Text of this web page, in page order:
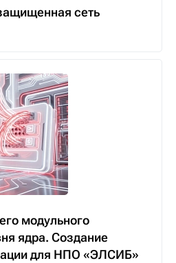
сеть
модульного
ядра. Создание
для НПО «ЭЛСИБ»